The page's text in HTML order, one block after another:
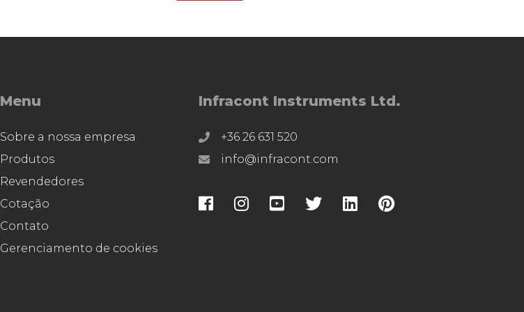
Menu
Sobre a nossa empresa
Produtos
Revendedores
Cotação
Contato
Gerenciamento de cookies
Infracont Instruments Ltd.
+36 26 631 520
info@infracont.com